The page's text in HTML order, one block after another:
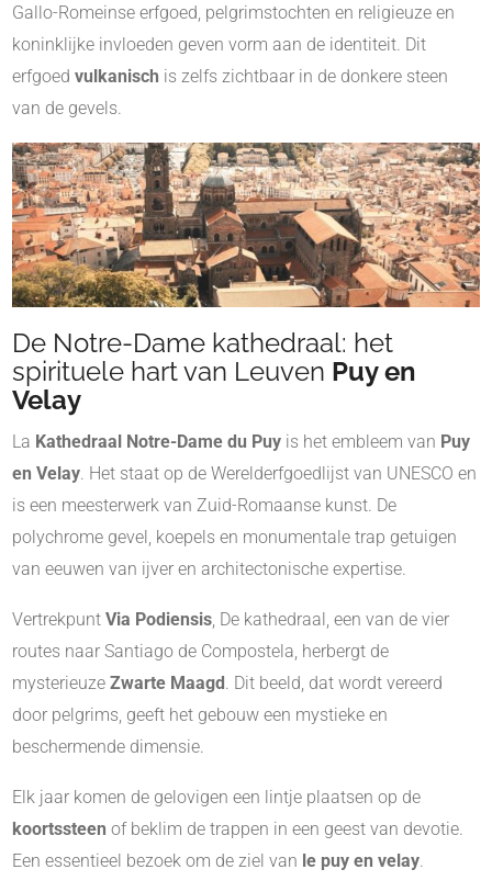
Gallo-Romeinse erfgoed, pelgrimstochten en religieuze en
koninklijke invloeden geven vorm aan de identiteit. Dit
erfgoed vulkanisch is zelfs zichtbaar in de donkere steen
van de gevels.
De Notre-Dame kathedraal: het
spirituele hart van Leuven Puy en
Velay
La Kathedraal Notre-Dame du Puy is het embleem van Puy
en Velay. Het staat op de Werelderfgoedlijst van UNESCO en
is een meesterwerk van Zuid-Romaanse kunst. De
polychrome gevel, koepels en monumentale trap getuigen
van eeuwen van ijver en architectonische expertise.
Vertrekpunt Via Podiensis, De kathedraal, een van de vier
routes naar Santiago de Compostela, herbergt de
mysterieuze Zwarte Maagd . Dit beeld, dat wordt vereerd
door pelgrims, geeft het gebouw een mystieke en
beschermende dimensie.
Elk jaar komen de gelovigen een lintje plaatsen op de
koortssteen of beklim de trappen in een geest van devotie.
Een essentieel bezoek om de ziel van le puy en velay.